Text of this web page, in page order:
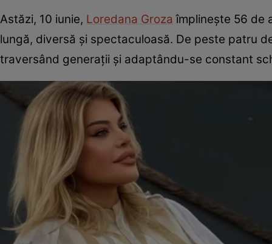
Astăzi, 10 iunie, Loredana Groza împlinește 56 de
lungă, diversă și spectaculoasă. De peste patru
traversând generații și adaptându-se constant